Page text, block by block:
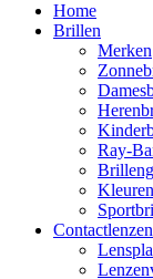
Home
Brillen
Merken
Ray-
Contactlenzen